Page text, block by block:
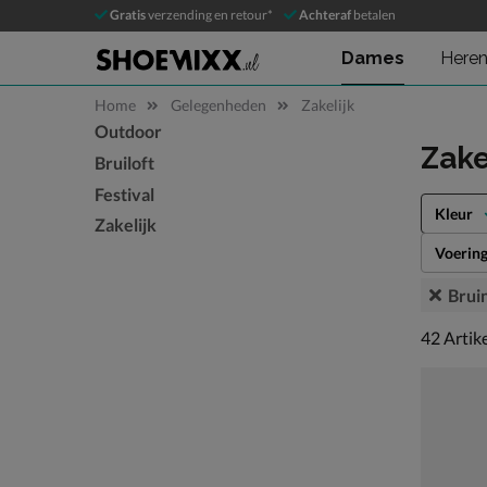
Gratisverzending en retour* Achteraf betalen
Dames Heren
Home Gelegenheden Zakelijk
Sla categorieën over
Outdoor
Bruiloft
Festival
Zakelijk
Kleur
Voering
42
42